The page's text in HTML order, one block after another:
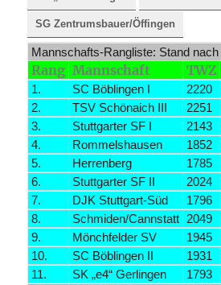
SG Zentrumsbauer/Öffingen
Mannschafts-Rangliste: Stand
Rang Mannschaft TWZ
1. SC Böblingen I 2220
2.
TSV Schönaich III 2251
3.
Stuttgarter SF I 2143
4.
Rommelshausen 1852
5.
Herrenberg 1785
6.
Stuttgarter SF II 2024
7.
DJK Stuttgart-Süd 1796
8.
Schmiden/Cannstatt 2049
9.
Mönchfelder SV 1945
10.
SC Böblingen II 1931
11.
SK „e4“ Gerlingen 1793